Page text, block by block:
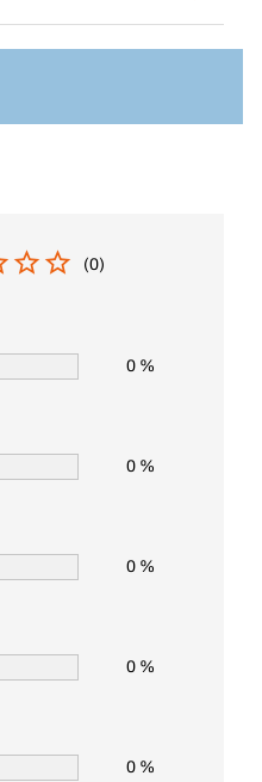
(0)
0 %
0 %
0 %
0 %
0 %